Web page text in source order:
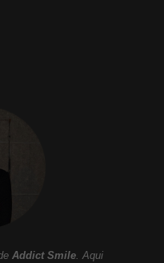
Addict Smile. Aqui